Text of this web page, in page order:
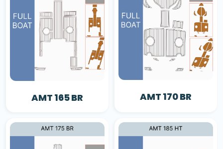
AMT 165 BR AMT 170 BR